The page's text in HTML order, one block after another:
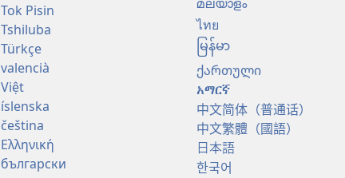
Tok Pisin
Tshiluba
Türkçe
valencià
Việt
íslenska
čeština
Ελληνική
български
മലയാളം
ไทย
မြန်မာ
ქართული
አማርኛ
中文简体（普通话）
中文繁體（國語）
日本語
한국어